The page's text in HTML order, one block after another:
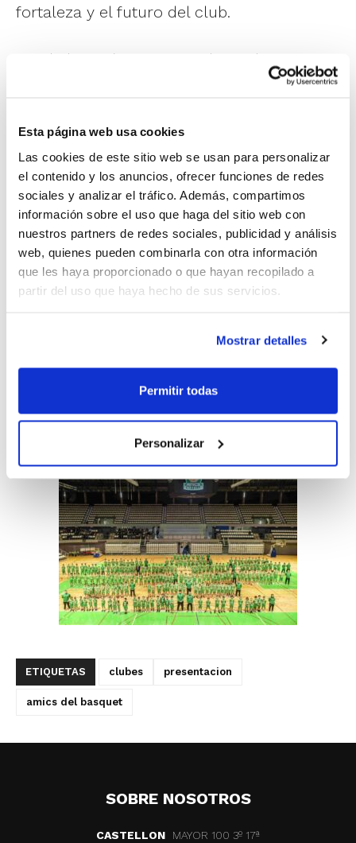
Esta página web usa cookies
Las cookies de este sitio web se usan para personalizar
el contenido y los anuncios, ofrecer funciones de redes
sociales y analizar el tráfico. Además, compartimos
información sobre el uso que haga del sitio web con
nuestros partners de redes sociales, publicidad y análisis
web, quienes pueden combinarla con otra información
que les haya proporcionado o que hayan recopilado a
partir del uso que haya hecho de sus servicios.
Mostrar detalles
Permitir todas
Personalizar
fortaleza y el futuro del club.
Desde los más pequeños hasta los
repleta de familiares, aficionados y
miembros del club, en una tarde cargada
de ilusión, orgullo y sentimiento amics.
El club ha querido agradecer
especialmente la presencia de Maica
Hurtado, concejala de Deportes del
acompañar al Amics Castelló en un día tan
ETIQUETAS clubes presentacion
amics del basquet
SOBRE NOSOTROS
CASTELLON MAYOR 100 3º 17ª